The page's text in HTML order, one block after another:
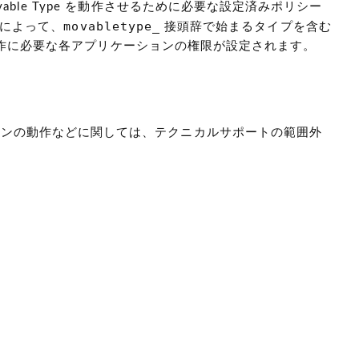
Type を動作させるために必要な設定済みポリシー
よって、movabletype_
接頭辞で始まるタイプを含む
必要な各アプリケーションの権限が設定されます。
の動作などに関しては、テクニカルサポートの範囲外